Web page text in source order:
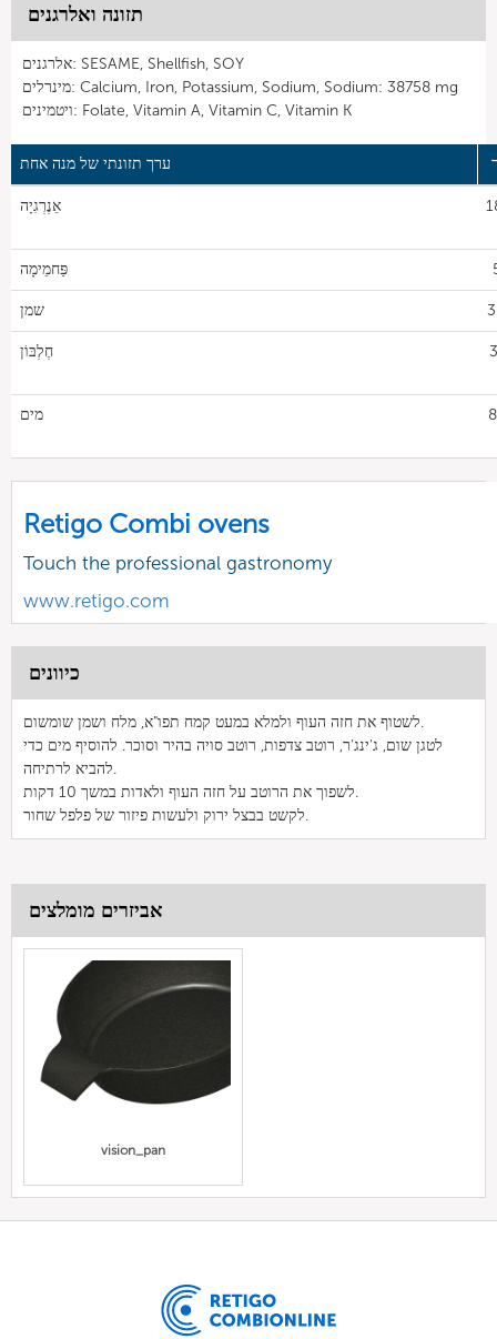
תזונה ואלרגנים
אלרגנים: SESAME, Shellfish, SOY
מינרלים: Calcium, Iron, Potassium, Sodium, Sodium: 38758 mg
ויטמינים: Folate, Vitamin A, Vitamin C, Vitamin K
ערך תזונתי של מנה אחת
אֵנֶרְגִיָה
פַּחמֵימָה
שמן
חֶלְבּוֹן
מים
Retigo Combi ovens
Touch the professional gastronomy
www.retigo.com
כיוונים
לשטוף את חזה העוף ולמלא במעט קמח תפו"א, מלח ושמן שומשום.
לטגן שום, ג'ינג'ר, רוטב צדפות, רוטב סויה בהיר וסוכר. להוסיף מים כדי
להביא לרתיחה.
לשפוך את הרוטב על חזה העוף ולאדות במשך 10 דקות.
לקשט בבצל ירוק ולעשות פיזור של פלפל שחור.
אביזרים מומלצים
vision_pan